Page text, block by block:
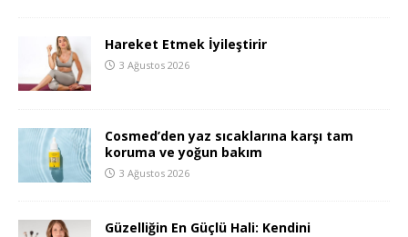
Hareket Etmek İyileştirir
3 Ağustos 2026
Cosmed’den yaz sıcaklarına karşı tam
koruma ve yoğun bakım
3 Ağustos 2026
Güzelliğin En Güçlü Hali: Kendini